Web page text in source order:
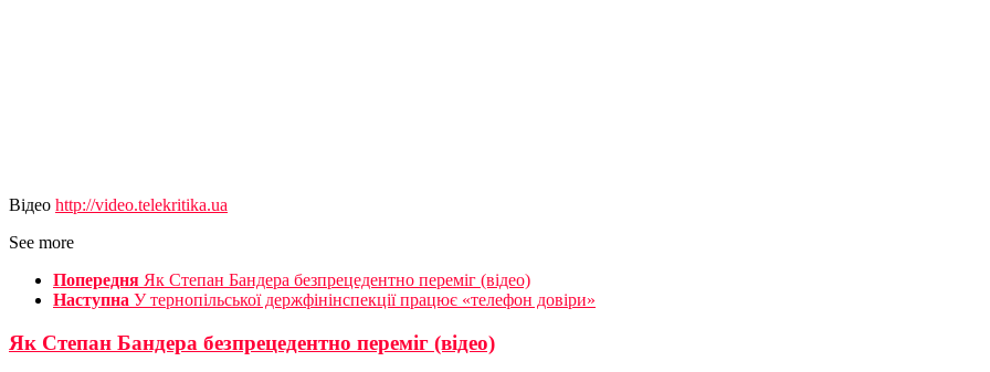
Відео http://video.telekritika.ua
See more
Попередня Як Степан Бандера безпрецедентно переміг (відео)
Наступна У тернопільської держфінінспекції працює «телефон довіри»
Як Степан Бандера безпрецедентно переміг (відео)